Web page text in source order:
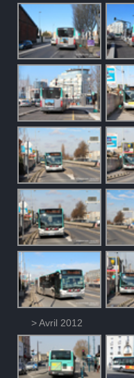
> Avril 2012